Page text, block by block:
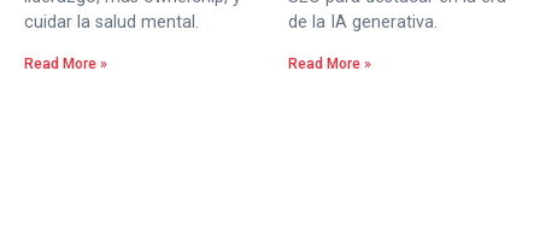
cuidar la salud mental.
Read More »
de la IA generativa.
Read More »